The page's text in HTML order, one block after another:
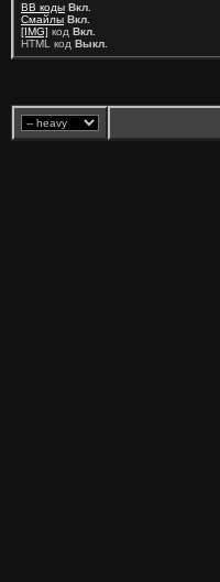
BB коды Вкл.
Смайлы Вкл.
[IMG] код Вкл.
HTML код Выкл.